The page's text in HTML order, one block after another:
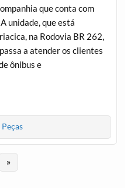
que conta com
unidade, que está
na Rodovia BR 262,
a atender os clientes
ônibus e
Peças
»